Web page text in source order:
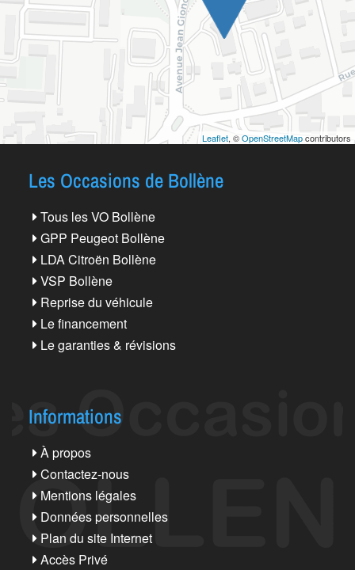
Leaflet, ©OpenStreetMapcontributors
Les Occasions de Bollène
Tous les VO Bollène
GPP Peugeot Bollène
LDA Citroën Bollène
VSP Bollène
Reprise du véhicule
Le financement
Le garanties & révisions
Informations
À propos
Contactez-nous
Mentions légales
Données personnelles
Plan du site Internet
Accès Privé